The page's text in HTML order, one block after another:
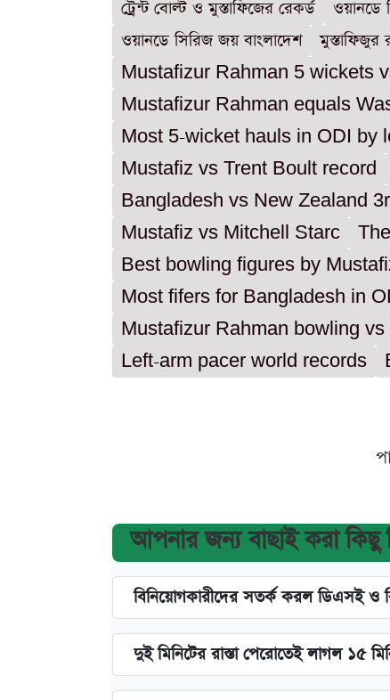
ট্রেন্ট বোল্ট ও মুস্তাফিজের রেকর্ড
ওয়ানডে
ওয়ানডে সিরিজ জয় বাংলাদেশ
Mustafizur Rahman 5 wickets
Mustafizur Rahman equals
Most 5-wicket hauls in ODI by
Mustafiz vs Trent Boult record
Bangladesh vs New Zealand
Mustafiz vs Mitchell Starc
Best bowling figures by
Most fifers for Bangladesh in
Mustafizur Rahman bowling vs
Left-arm pacer world records
আপনার জন্য বাছাই করা কিছু
বিনিয়োগকারীদের সতর্ক করল ডিএসই ও
দুই মিনিটের রাস্তা পেরোতেই লাগল ১৫